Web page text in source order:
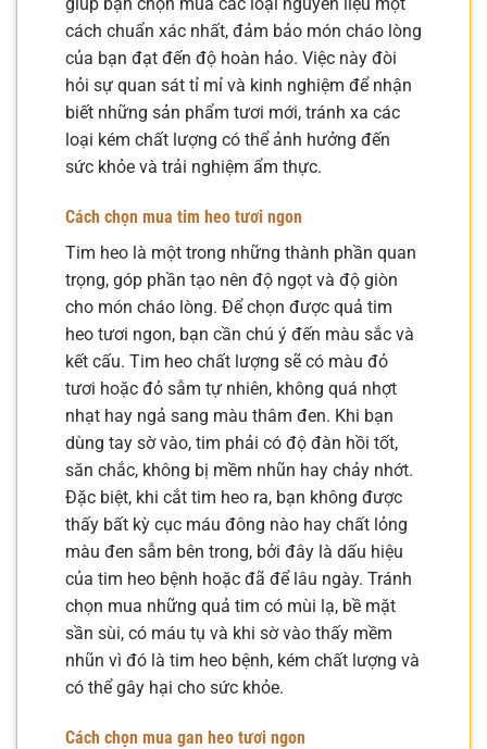
cách chuẩn xác nhất, đảm bảo món cháo lòng
của bạn đạt đến độ hoàn hảo. Việc này đòi
hỏi sự quan sát tỉ mỉ và kinh nghiệm để nhận
biết những sản phẩm tươi mới, tránh xa các
loại kém chất lượng có thể ảnh hưởng đến
sức khỏe và trải nghiệm ẩm thực.
Cách chọn mua tim heo tươi ngon
Tim heo là một trong những thành phần quan
trọng, góp phần tạo nên độ ngọt và độ giòn
cho món cháo lòng. Để chọn được quả tim
heo tươi ngon, bạn cần chú ý đến màu sắc và
kết cấu. Tim heo chất lượng sẽ có màu đỏ
tươi hoặc đỏ sẫm tự nhiên, không quá nhợt
nhạt hay ngả sang màu thâm đen. Khi bạn
dùng tay sờ vào, tim phải có độ đàn hồi tốt,
săn chắc, không bị mềm nhũn hay chảy nhớt.
Đặc biệt, khi cắt tim heo ra, bạn không được
thấy bất kỳ cục máu đông nào hay chất lỏng
màu đen sẫm bên trong, bởi đây là dấu hiệu
của tim heo bệnh hoặc đã để lâu ngày. Tránh
chọn mua những quả tim có mùi lạ, bề mặt
sần sùi, có máu tụ và khi sờ vào thấy mềm
nhũn vì đó là tim heo bệnh, kém chất lượng và
có thể gây hại cho sức khỏe.
Cách chọn mua gan heo tươi ngon